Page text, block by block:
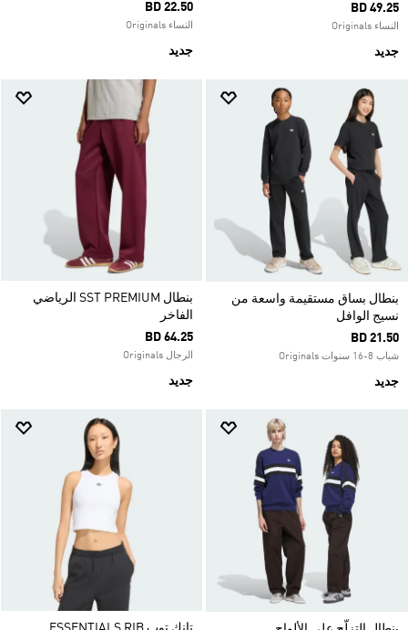
BD 49.25
النساء Originals
جديد
BD 22.50
النساء Originals
جديد
بنطال بساق مستقيمة واسعة من
نسيج الوافل
BD 21.50
شباب 8-16 سنوات Originals
جديد
بنطال SST PREMIUM الرياضي
الفاخر
BD 64.25
الرجال Originals
جديد